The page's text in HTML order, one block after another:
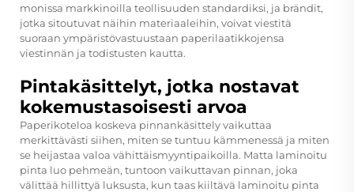
monissa markkinoilla teollisuuden standardiksi, ja brändit,
jotka sitoutuvat näihin materiaaleihin, voivat viestitä
suoraan ympäristövastuustaan paperilaatikkojensa
viestinnän ja todistusten kautta.
Pintakäsittelyt, jotka nostavat
kokemustasoisesti arvoa
Paperikoteloa koskeva pinnankäsittely vaikuttaa
merkittävästi siihen, miten se tuntuu kämmenessä ja miten
se heijastaa valoa vähittäismyyntipaikoilla. Matta laminoitu
pinta luo pehmeän, tuntoon vaikuttavan pinnan, joka
välittää hillittyä luksusta, kun taas kiiltävä laminoitu pinta